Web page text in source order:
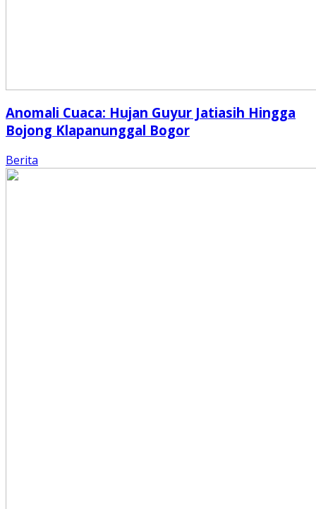
Anomali Cuaca: Hujan Guyur Jatiasih Hingga
Bojong Klapanunggal Bogor
Berita